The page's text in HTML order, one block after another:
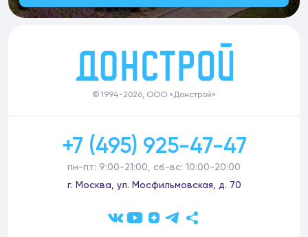
© 1994-2026, ООО «Донстрой»
+7 (495) 925-47-47
пн-пт: 9:00-21:00, сб-вс: 10:00-20:00
г. Москва, ул. Мосфильмовская, д. 70